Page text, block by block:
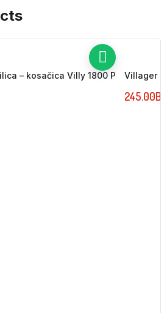
– kosačica Villy 1800 P Villager
245.00